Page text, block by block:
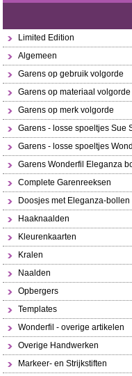
Limited Edition
Algemeen
Garens op gebruik volgorde
Garens op materiaal volgorde
Garens op merk volgorde
Garens - losse spoeltjes Sue
Garens - losse spoeltjes
Garens Wonderfil Eleganza
Complete Garenreeksen
Doosjes met Eleganza-bollen
Haaknaalden
Kleurenkaarten
Kralen
Naalden
Opbergers
Templates
Wonderfil - overige artikelen
Overige Handwerken
Markeer- en Strijkstiften